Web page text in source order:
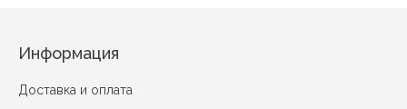
Информация
Доставка и оплата